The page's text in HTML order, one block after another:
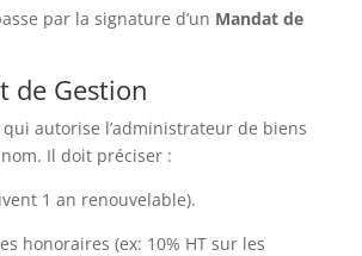
par la signature d’un Mandat de
de Gestion
qui autorise l’administrateur de biens
Il doit préciser :
1 an renouvelable).
honoraires (ex: 10% HT sur les